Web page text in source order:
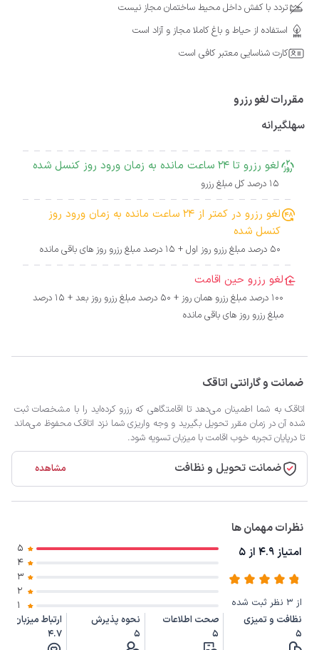
تردد با کفش داخل محیط ساختمان مجاز نیست
استفاده از حیاط و باغ کاملا مجاز و آزاد است
کارت شناسایی معتبر کافی است
مقررات لغو رزرو
سهلگیرانه
لغو رزرو تا 24 ساعت مانده به زمان ورود روز کنسل شده
15 درصد کل مبلغ رزرو
لغو رزرو در کمتر از 24 ساعت مانده به زمان ورود روز
کنسل شده
50 درصد مبلغ رزرو روز اول + 15 درصد مبلغ رزرو روز های باقی مانده
لغو رزرو حین اقامت
100 درصد مبلغ رزرو همان روز + 50 درصد مبلغ رزرو روز بعد + 15 درصد
مبلغ رزرو روز های باقی مانده
ضمانت و گارانتی اتاقک
اتاقک به شما اطمینان می‌دهد تا اقامتگاهی که رزرو کرده‌اید را با مشخصات ثبت
شده آن در زمان مقرر تحویل بگیرید و وجه واریزی شما نزد اتاقک محفوظ می‌ماند
تا درپایان تجربه خوب اقامت با میزبان تسویه شود.
ضمانت تحویل و نظافت مشاهده
نظرات مهمان ها
امتیاز 4.9 از 5
از 3 نظر ثبت شده
5
4
3
2
1
نظافت و تمیزی
5
صحت اطلاعات
5
نحوه پذیرش
5
ارتباط میزبان
4.7